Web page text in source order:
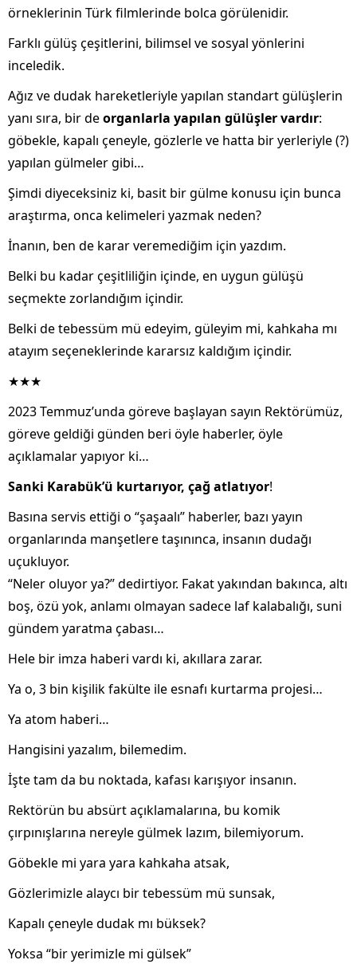
örneklerinin Türk filmlerinde bolca görülenidir.
Farklı gülüş çeşitlerini, bilimsel ve sosyal yönlerini
inceledik.
Ağız ve dudak hareketleriyle yapılan standart gülüşlerin
yanı sıra, bir deorganlarla yapılan gülüşler vardır:
göbekle, kapalı çeneyle, gözlerle ve hatta bir yerleriyle (?)
yapılan gülmeler gibi…
Şimdi diyeceksiniz ki, basit bir gülme konusu için bunca
araştırma, onca kelimeleri yazmak neden?
İnanın, ben de karar veremediğim için yazdım.
Belki bu kadar çeşitliliğin içinde, en uygun gülüşü
seçmekte zorlandığım içindir.
Belki de tebessüm mü edeyim, güleyim mi, kahkaha mı
atayım seçeneklerinde kararsız kaldığım içindir.
★★★
2023 Temmuz’unda göreve başlayan sayın Rektörümüz,
göreve geldiği günden beri öyle haberler, öyle
açıklamalar yapıyor ki…
Sanki Karabük’ü kurtarıyor, çağ atlatıyor!
Basına servis ettiği o “şaşaalı” haberler, bazı yayın
organlarında manşetlere taşınınca, insanın dudağı
uçukluyor.
“Neler oluyor ya?” dedirtiyor. Fakat yakından bakınca, altı
boş, özü yok, anlamı olmayan sadece laf kalabalığı, suni
gündem yaratma çabası…
Hele bir imza haberi vardı ki, akıllara zarar.
Ya o, 3 bin kişilik fakülte ile esnafı kurtarma projesi…
Ya atom haberi…
Hangisini yazalım, bilemedim.
İşte tam da bu noktada, kafası karışıyor insanın.
Rektörün bu absürt açıklamalarına, bu komik
çırpınışlarına nereyle gülmek lazım, bilemiyorum.
Göbekle mi yara yara kahkaha atsak,
Gözlerimizle alaycı bir tebessüm mü sunsak,
Kapalı çeneyle dudak mı büksek?
Yoksa “bir yerimizle mi gülsek”